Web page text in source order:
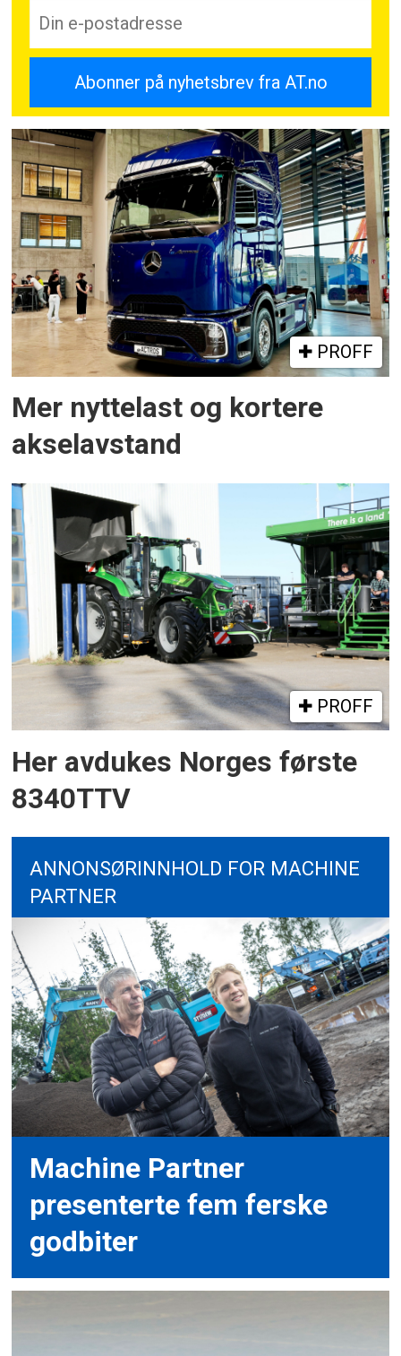
PROFF
Mer nyttelast og kortere
akselavstand
PROFF
Her avdukes Norges første
8340TTV
ANNONSØRINNHOLD FOR MACHINE
PARTNER
Machine Partner
presenterte fem ferske
godbiter